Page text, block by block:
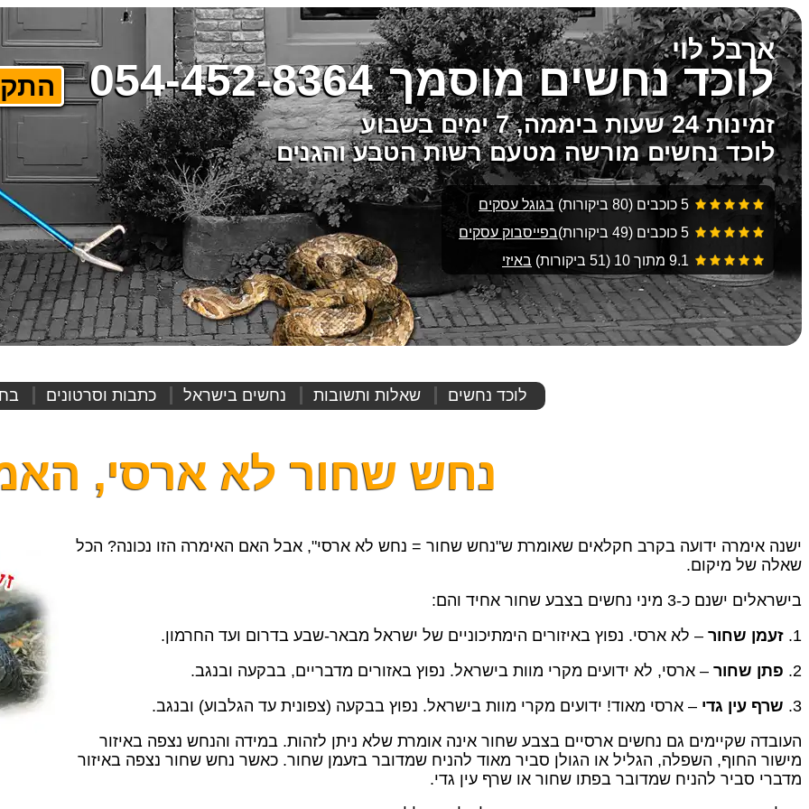
ארבל לוי
לוכד נחשים מוסמך 054-452-8364
זמינות 24 שעות ביממה, 7 ימים בשבוע
לוכד נחשים מורשה מטעם רשות הטבע והגנים
5 כוכבים (80 ביקורות)
בגוגל עסקים
5 כוכבים
(49 ביקורות)
בפייסבוק עסקים
9.1 מתוך 10
(51 ביקורות) באיזי
לוכד נחשים שאלות ותשובות נחשים בישראל כתבות וסרטונים
נחש שחור לא ארסי,
ישנה אימרה ידועה בקרב חקלאים שאומרת ש"נחש שחור = נחש לא ארסי", אבל האם האימרה הזו נכונה? הכל
שאלה של מיקום.
בישראלים ישנם כ-3 מיני נחשים בצבע שחור אחיד והם:
1. זעמן שחור – לא ארסי. נפוץ באיזורים הימתיכוניים של ישראל מבאר-שבע בדרום ועד החרמון.
2. פתן שחור – ארסי, לא ידועים מקרי מוות בישראל. נפוץ באזורים מדבריים, בבקעה ובנגב.
3. שרף עין גדי – ארסי מאוד! ידועים מקרי מוות בישראל. נפוץ בבקעה (צפונית עד הגלבוע) ובנגב.
העובדה שקיימים גם נחשים ארסיים בצבע שחור אינה אומרת שלא ניתן לזהות. במידה והנחש נצפה באיזור
מישור החוף, השפלה, הגליל או הגולן סביר מאוד להניח שמדובר בזעמן שחור. כאשר נחש שחור נצפה באיזור
מדברי סביר להניח שמדובר בפתו שחור או שרף עין גדי.